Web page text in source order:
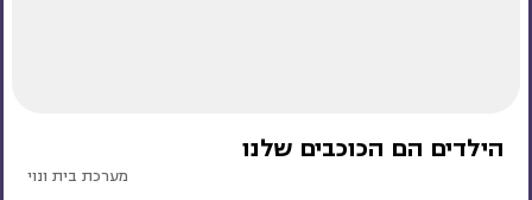
הילדים הם הכוכבים שלנו
מערכת בית ונוי